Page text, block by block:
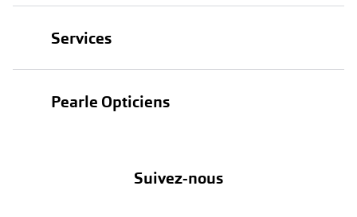
Services
Boutique en ligne
Pearle Opticiens
Suivez-nous